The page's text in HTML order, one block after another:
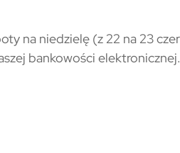
na niedzielę (z 22 na 23
bankowości elektronicznej.